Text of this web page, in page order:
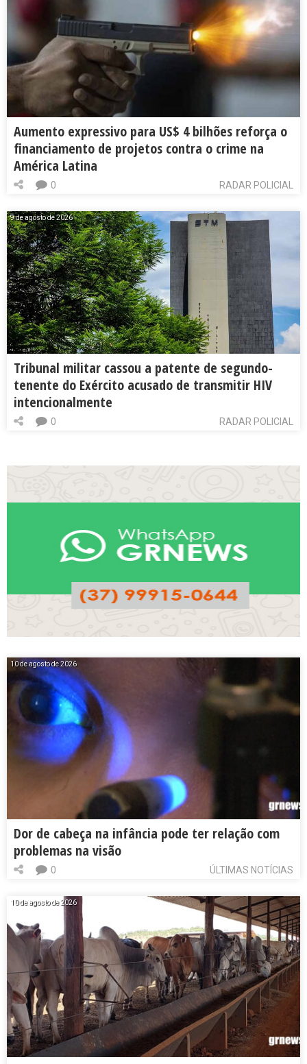
Aumento expressivo para US$ 4 bilhões reforça o
financiamento de projetos contra o crime na
América Latina
RADAR POLICIAL
0
9 de agosto de 2026
Tribunal militar cassou a patente de segundo-
tenente do Exército acusado de transmitir HIV
intencionalmente
RADAR POLICIAL
0
10 de agosto de 2026
Dor de cabeça na infância pode ter relação com
problemas na visão
ÚLTIMAS NOTÍCIAS
0
10 de agosto de 2026